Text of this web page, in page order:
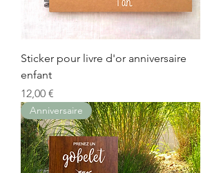
Sticker pour livre d'or anniversaire
enfant
Prix
12,00 €
Anniversaire